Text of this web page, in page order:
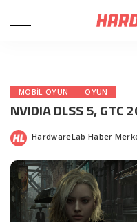
MOBIL OYUN OYUN
NVIDIA DLSS 5, GTC
Posted
HardwareLab Haber